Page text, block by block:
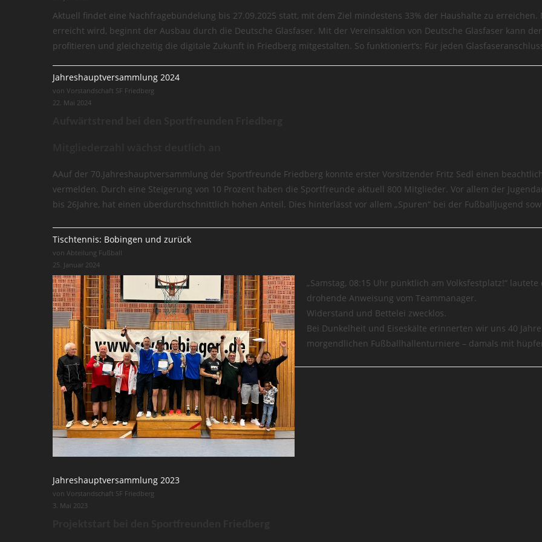
Aktuell findet eine Nachfragebündelung bis 27.09.2025 statt, mit dem Ziel mindestens 33% der Haushalte zu erreichen.
erreicht wird, beginnt der Ausbau durch die Deutsche Glasfaser. Mit der Vereinsaktion von Deutsche Glasfaser kann
profitieren und gleichzeitig die digitale Zukunft in Friedberg mitgestalten. So funktioniert’s: Für jeden
Jahreshauptversammlung 2024
von Vorstandschaft SF Friedberg
22. Mai 2024
AAuf der 70.Jahreshauptversammlung der Sportfreunde Friedberg konnte erster Vorsitzender Fritz Sedl einen
vermelden. Durch eine Steigerung von 10 Prozent haben die Sportfreunde aktuell 800 Mitglieder. Vor allem der
bis 26Jahre, hat einen überdurchschnittlich hohen Anteil. Dies hinterlässt vor allem „Spuren“ bei der Fußballjugend
Tischtennis: Bobingen und zurück
von Abteilung Fußball
25. Januar 2024
„Samstag, 08:15 Uhr pünktlich am Volksfestplatz!“
drohende Anweisung vom Teammanager.
Widerstand und Bettelei zwecklos.
Bei Dunkelheit und Eiseskälte erinnerten wir uns 40
morgendlichen Fußballhallenturniere – damals mit
Jahreshauptversammlung 2023
von Vorstandschaft SF Friedberg
3. Mai 2023